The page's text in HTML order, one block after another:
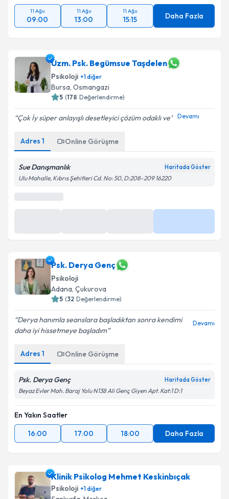
11 Ağu
09:00
11 Ağu
13:00
11 Ağu
15:15 Daha Fazla
Uzm. Psk. Begümsue Taşdelen
Psikoloji +1diğer
Bursa, Osmangazi
5 (178 Değerlendirme)
Çok İy süper anlayışlı desetleyici çözüm odaklı ve Devamı
Adres 1 Online Görüşme
Sue Danışmanlık Haritada Göster
Ulu Mahalle, Kıbrıs Şehitleri Cd. No: 50, D:208-209 16220
Psk. Derya Genç
Psikoloji
Adana, Çukurova
( Değerlendirme)
Derya hanımla seanslara başladıktan sonra kendimi
daha iyi hissetmeye başladım
Adres 1 Online Görüşme
Psk. Derya Genç
Beyaz Evler Mah. Baraj Yolu N138 Ali Genç Giyen Apt. Kat:1 D:1
En Yakın Saatler
16:00
17:00 18:00 Daha Fazla
Klinik Psikolog Mehmet Keskinbıçak
Psikoloji diğer